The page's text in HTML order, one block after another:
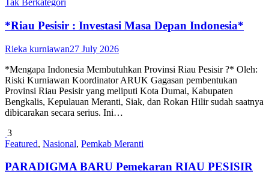
Tak Berkategori
*Riau Pesisir : Investasi Masa Depan Indonesia*
Rieka kurniawan27 July 2026
*Mengapa Indonesia Membutuhkan Provinsi Riau Pesisir ?* Oleh:
Riski Kurniawan Koordinator ARUK Gagasan pembentukan
Provinsi Riau Pesisir yang meliputi Kota Dumai, Kabupaten
Bengkalis, Kepulauan Meranti, Siak, dan Rokan Hilir sudah saatnya
dibicarakan secara serius. Ini…
3
Featured, Nasional, Pemkab Meranti
PARADIGMA BARU Pemekaran RIAU PESISIR